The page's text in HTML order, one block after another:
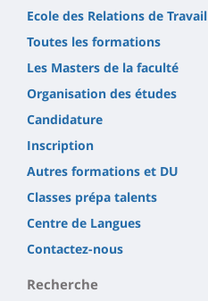
Ecole des Relations de Travail
Toutes les formations
Les Masters de la faculté
Organisation des études
Candidature
Inscription
Autres formations et DU
Classes prépa talents
Centre de Langues
Contactez-nous
Recherche